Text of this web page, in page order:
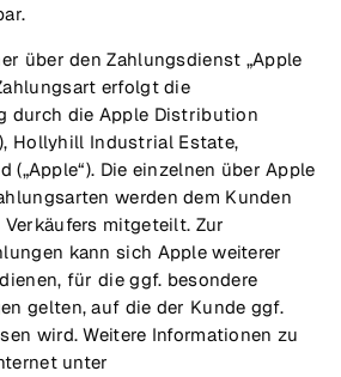
über den Zahlungsdienst „Apple
erfolgt die
durch die Apple Distribution
Hollyhill Industrial Estate,
(„Apple“). Die einzelnen über Apple
werden dem Kunden
mitgeteilt. Zur
kann sich Apple weiterer
für die ggf. besondere
gelten, auf die der Kunde ggf.
wird. Weitere Informationen zu
unter